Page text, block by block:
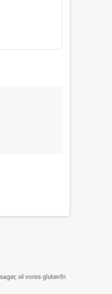
vil vores glutenfri